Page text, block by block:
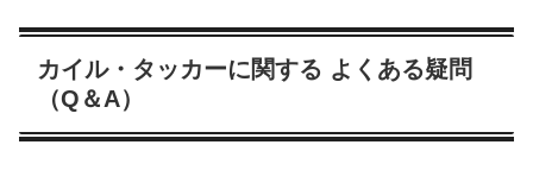
カイル・タッカーに関する よくある疑問
（Q＆A）